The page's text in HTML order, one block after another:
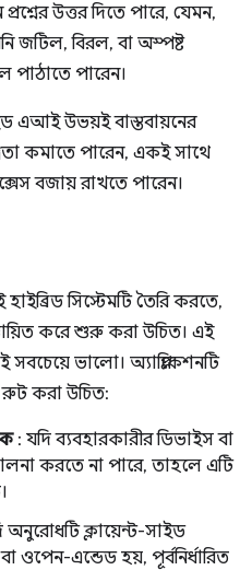
উত্তর দিতে পারে, যেমন,
জটিল, বিরল, বা অস্পষ্ট
পাঠাতে পারেন।
এআই উভয়ই বাস্তবায়নের
কমাতে পারেন, একই সাথে
বজায় রাখতে পারেন।
সিস্টেমটি তৈরি করতে,
করে শুরু করা উচিত। এই
সবচেয়ে ভালো। অ্যাপ্লিকেশনটি
রুট করা উচিত:
: যদি ব্যবহারকারীর ডিভাইস বা
করতে না পারে, তাহলে এটি
অনুরোধটি ক্লায়েন্ট-সাইড
এন্ডেড হয়, পূর্বনির্ধারিত